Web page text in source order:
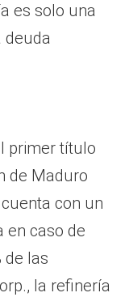
es solo una
deuda
primer título
de Maduro
con un
en caso de
de las
la refinería